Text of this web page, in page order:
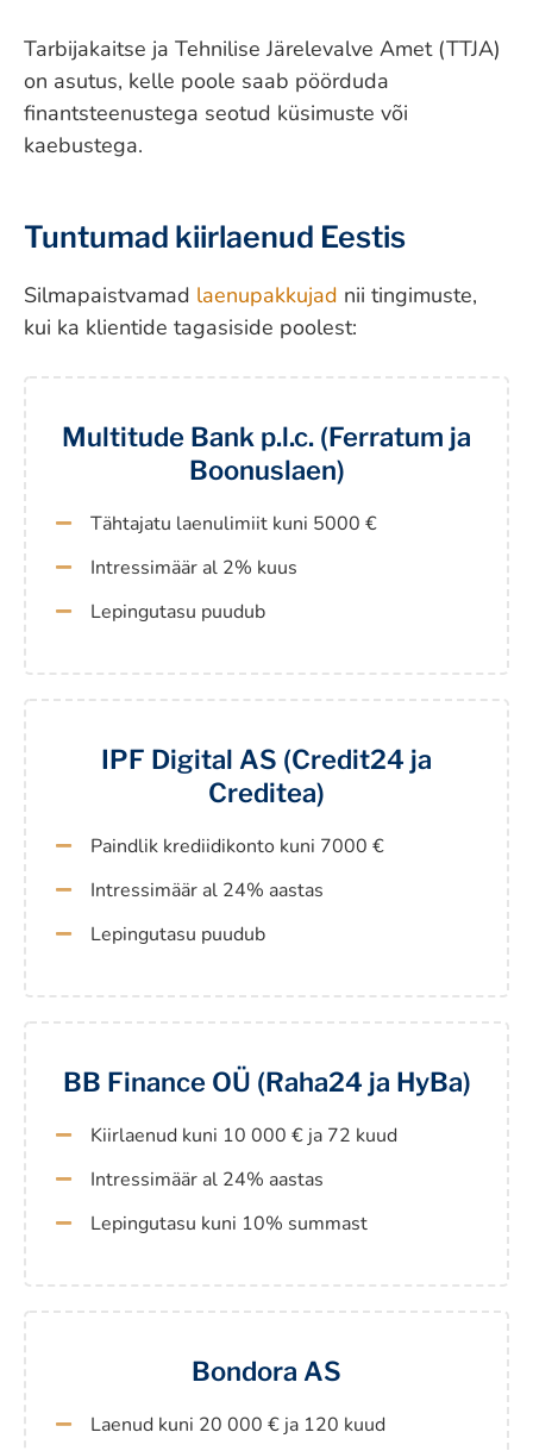
Tarbijakaitse ja Tehnilise Järelevalve Amet (TTJA)
on asutus, kelle poole saab pöörduda
finantsteenustega seotud küsimuste või
kaebustega.
Tuntumad kiirlaenud Eestis
Silmapaistvamad laenupakkujad nii tingimuste,
kui ka klientide tagasiside poolest:
Multitude Bank p.l.c. (Ferratum ja
Boonuslaen)
Tähtajatu laenulimiit kuni 5000 €
Intressimäär al 2% kuus
Lepingutasu puudub
IPF Digital AS (Credit24 ja
Creditea)
Paindlik krediidikonto kuni 7000 €
Intressimäär al 24% aastas
Lepingutasu puudub
BB Finance OÜ (Raha24 ja HyBa)
Kiirlaenud kuni 10 000 € ja 72 kuud
Intressimäär al 24% aastas
Lepingutasu kuni 10% summast
Bondora AS
Laenud kuni 20 000 € ja 120 kuud